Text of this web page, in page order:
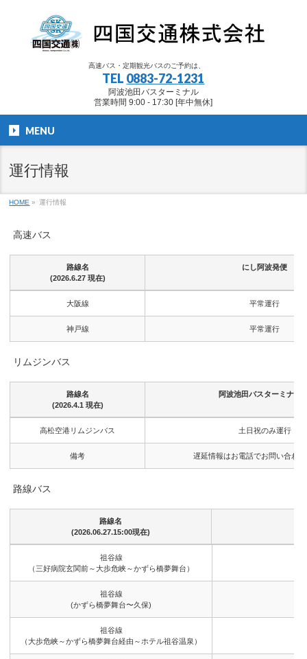
高速バス・定期観光バスのご予約は、
TEL 0883-72-1231
阿波池田バスターミナル
営業時間 9:00 - 17:30 [年中無休]
MENU
運行情報
HOME » 運行情報
高速バス
路線名
(2026.6.27 現在)
にし阿波発便
(2026.6.27 現在)
大阪線
平常運行
神戸線 平常運行
リムジンバス
路線名
(2026.4.1 現在)
阿波池田バスターミナル
(2026.4.1 現在)
高松空港リムジンバス
土日祝のみ運行
備考 遅延情報はお電話でお問い合わ
路線バス
路線名
(2026.06.27.15:00現在)
(2026.06.27.15:00現在)
祖谷線
（三好病院玄関前～大歩危峡～かずら橋夢舞台）
祖谷線
(かずら橋夢舞台〜久保)
祖谷線
（大歩危峡～かずら橋夢舞台経由～ホテル祖谷温泉）